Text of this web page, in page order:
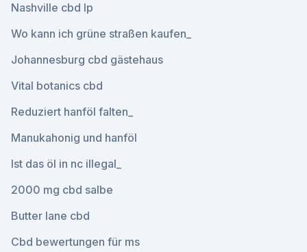
Nashville cbd lp
Wo kann ich grüne straßen kaufen_
Johannesburg cbd gästehaus
Vital botanics cbd
Reduziert hanföl falten_
Manukahonig und hanföl
Ist das öl in nc illegal_
2000 mg cbd salbe
Butter lane cbd
Cbd bewertungen für ms